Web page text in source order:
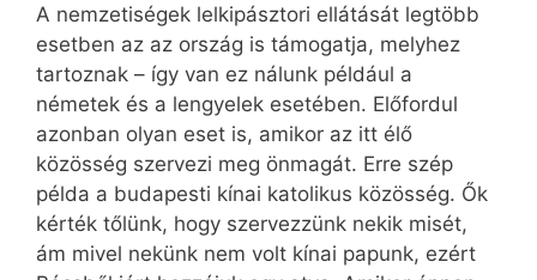
A nemzetiségek lelkipásztori ellátását legtöbb
esetben az az ország is támogatja, melyhez
tartoznak – így van ez nálunk például a
németek és a lengyelek esetében. Előfordul
azonban olyan eset is, amikor az itt élő
közösség szervezi meg önmagát. Erre szép
példa a budapesti kínai katolikus közösség. Ők
kérték tőlünk, hogy szervezzünk nekik misét,
ám mivel nekünk nem volt kínai papunk, ezért